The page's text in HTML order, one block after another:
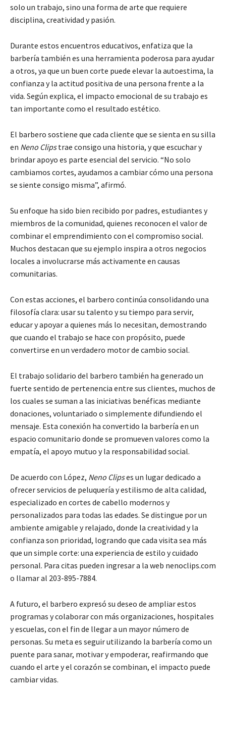
solo un trabajo, sino una forma de arte que requiere
disciplina, creatividad y pasión.
Durante estos encuentros educativos, enfatiza que la
barbería también es una herramienta poderosa para ayudar
a otros, ya que un buen corte puede elevar la autoestima, la
confianza y la actitud positiva de una persona frente a la
vida. Según explica, el impacto emocional de su trabajo es
tan importante como el resultado estético.
El barbero sostiene que cada cliente que se sienta en su silla
en Neno Clipstrae consigo una historia, y que escuchar y
brindar apoyo es parte esencial del servicio. “No solo
cambiamos cortes, ayudamos a cambiar cómo una persona
se siente consigo misma”, afirmó.
Su enfoque ha sido bien recibido por padres, estudiantes y
miembros de la comunidad, quienes reconocen el valor de
combinar el emprendimiento con el compromiso social.
Muchos destacan que su ejemplo inspira a otros negocios
locales a involucrarse más activamente en causas
comunitarias.
Con estas acciones, el barbero continúa consolidando una
filosofía clara: usar su talento y su tiempo para servir,
educar y apoyar a quienes más lo necesitan, demostrando
que cuando el trabajo se hace con propósito, puede
convertirse en un verdadero motor de cambio social.
El trabajo solidario del barbero también ha generado un
fuerte sentido de pertenencia entre sus clientes, muchos de
los cuales se suman a las iniciativas benéficas mediante
donaciones, voluntariado o simplemente difundiendo el
mensaje. Esta conexión ha convertido la barbería en un
espacio comunitario donde se promueven valores como la
empatía, el apoyo mutuo y la responsabilidad social.
De acuerdo con López, Neno Clipses un lugar dedicado a
ofrecer servicios de peluquería y estilismo de alta calidad,
especializado en cortes de cabello modernos y
personalizados para todas las edades. Se distingue por un
ambiente amigable y relajado, donde la creatividad y la
confianza son prioridad, logrando que cada visita sea más
que un simple corte: una experiencia de estilo y cuidado
personal. Para citas pueden ingresar a la web nenoclips.com
o llamar al 203-895-7884.
A futuro, el barbero expresó su deseo de ampliar estos
programas y colaborar con más organizaciones, hospitales
y escuelas, con el fin de llegar a un mayor número de
personas. Su meta es seguir utilizando la barbería como un
puente para sanar, motivar y empoderar, reafirmando que
cuando el arte y el corazón se combinan, el impacto puede
cambiar vidas.